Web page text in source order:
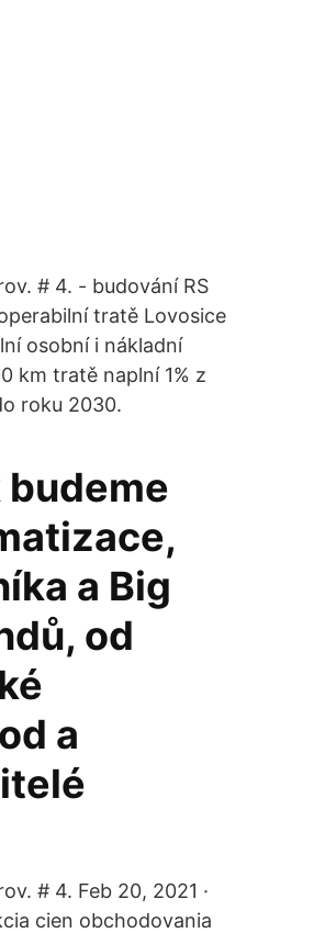
# 4. - budování RS
tratě Lovosice
osobní i nákladní
km tratě naplní 1% z
roku 2030.
a Big
od
a
# 4. Feb 20, 2021 ·
cien obchodovania